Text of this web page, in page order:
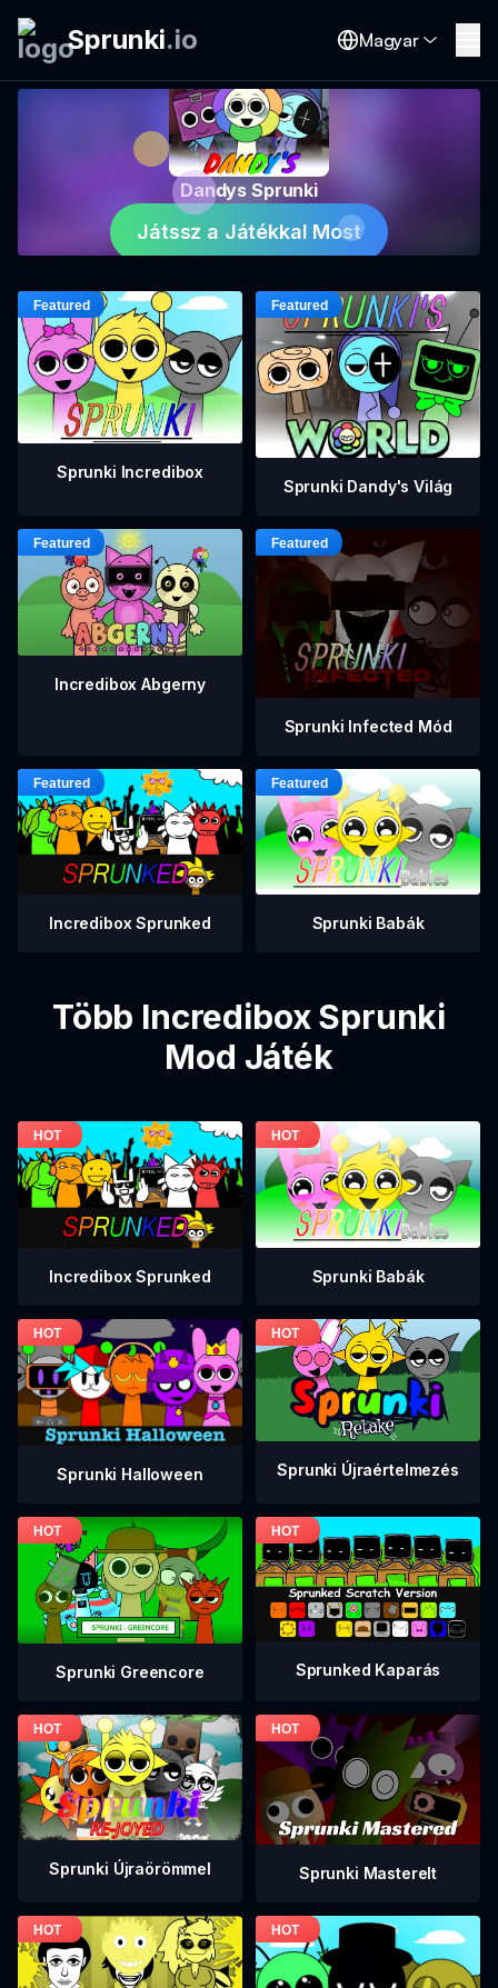
Sprunki.io Magyar
Dandys Sprunki
Játssz a Játékkal Most
Sprunki Incredibox
Sprunki Dandy's Világ
Incredibox Abgerny
Sprunki Infected Mód
Incredibox Sprunked Sprunki Babák
Több Incredibox Sprunki
Mod Játék
Incredibox Sprunked Sprunki Babák
Sprunki Halloween Sprunki Újraértelmezés
Sprunki Greencore Sprunked Kaparás
Sprunki Újraörömmel Sprunki Masterelt